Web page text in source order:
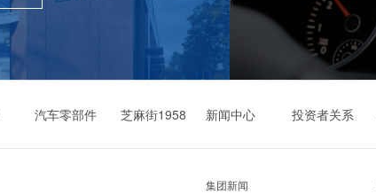
汽车零部件 芝麻街1958 新闻中心 投资者关系
集团新闻